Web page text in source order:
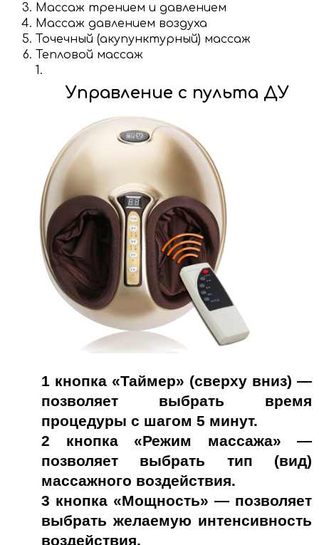
Массаж трением и давлением
Массаж давлением воздуха
Точечный (акупунктурный) массаж
Тепловой массаж
Управление с пульта ДУ
1 кнопка «Таймер» (сверху вниз) —
позволяет выбрать время
процедуры с шагом 5 минут.
2 кнопка «Режим массажа» —
позволяет выбрать тип (вид)
массажного воздействия.
3 кнопка «Мощность» — позволяет
выбрать желаемую интенсивность
воздействия.